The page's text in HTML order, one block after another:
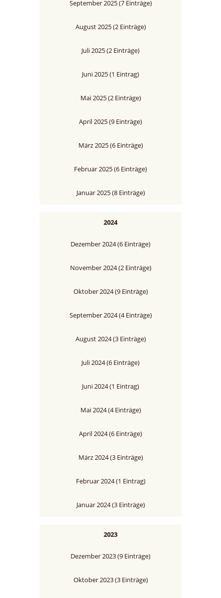
September 2025 (7 Einträge)
August 2025 (2 Einträge)
Juli 2025 (2 Einträge)
Juni 2025 (1 Eintrag)
Mai 2025 (2 Einträge)
April 2025 (9 Einträge)
März 2025 (6 Einträge)
Februar 2025 (6 Einträge)
Januar 2025 (8 Einträge)
2024
Dezember 2024 (6 Einträge)
November 2024 (2 Einträge)
Oktober 2024 (9 Einträge)
September 2024 (4 Einträge)
August 2024 (3 Einträge)
Juli 2024 (6 Einträge)
Juni 2024 (1 Eintrag)
Mai 2024 (4 Einträge)
April 2024 (6 Einträge)
März 2024 (3 Einträge)
Februar 2024 (1 Eintrag)
Januar 2024 (3 Einträge)
2023
Dezember 2023 (9 Einträge)
Oktober 2023 (3 Einträge)